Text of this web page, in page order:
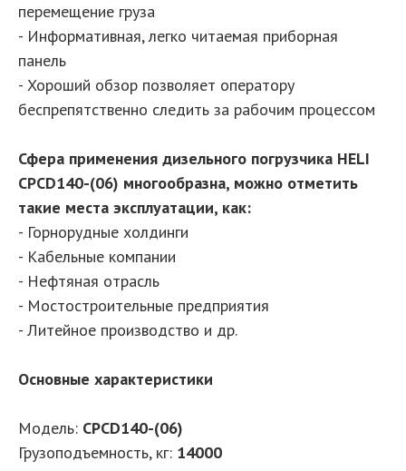
перемещение груза
- Информативная, легко читаемая приборная
панель
- Хороший обзор позволяет оператору
беспрепятственно следить за рабочим процессом
Сфера применения дизельного погрузчика HELI
CPСD140-(06) многообразна, можно отметить
такие места эксплуатации, как:
- Горнорудные холдинги
- Кабельные компании
- Нефтяная отрасль
- Мостостроительные предприятия
- Литейное производство и др.
Основные характеристики
Модель: CPCD140-(06)
Грузоподъемность, кг: 14000